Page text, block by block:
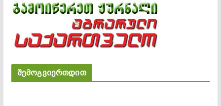
შემოგვიერთდით